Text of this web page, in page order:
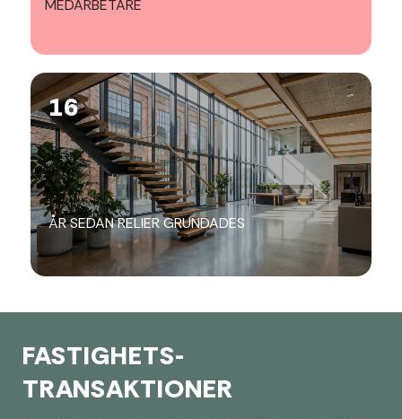
MEDARBETARE
16
ÅR SEDAN RELIER GRUNDADES
FASTIGHETS-
TRANSAKTIONER